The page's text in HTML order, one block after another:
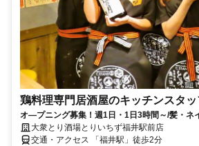
鶏料理専門居酒屋のキッチンスタッ
オ―プニング募集！週1日・1日3時間～/髪・ネ
大衆とり酒場とりいちず福井駅前店
交通・アクセス 「福井駅」徒歩2分